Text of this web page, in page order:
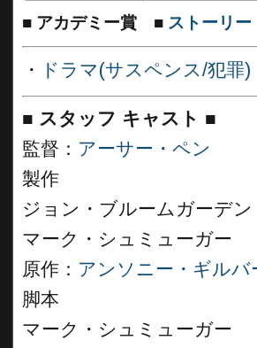
■ アカデミー賞 ■ ストーリー
・ ドラマ(サスペンス/犯罪)
■ スタッフ キャスト ■
監督： アーサー・ペン
製作
ジョン・ブルームガーデン
マーク・シュミューガー
原作： アンソニー・ギルバ
脚本
マーク・シュミューガー